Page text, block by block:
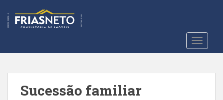
t
Sucessão familiar